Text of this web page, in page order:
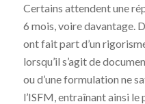
Certains attendent une
6 mois, voire davantage.
ont fait part d’un
lorsqu’il s’agit de
ou d’une formulation ne
l’ISFM, entraînant ainsi